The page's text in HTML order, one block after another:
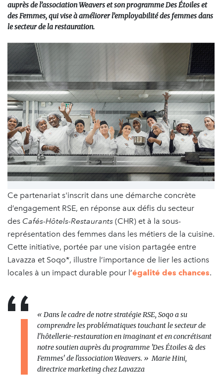
auprès de l’association Weavers et son programme Des Étoiles et
des Femmes, qui vise à améliorer l’employabilité des femmes dans
le secteur de la restauration.
Ce partenariat s'inscrit dans une démarche concrète
d’engagement RSE, en réponse aux défis du secteur
des Cafés-Hôtels-Restaurants (CHR) et à la sous-
représentation des femmes dans les métiers de la cuisine.
Cette initiative, portée par une vision partagée entre
Lavazza et Soqo*, illustre l’importance de lier les actions
locales à un impact durable pour l’égalité des chances.
« Dans le cadre de notre stratégie RSE, Soqoa su
comprendre les problématiques touchant le secteur de
l'hôtellerie-restauration en imaginant et en concrétisant
notre soutien auprès du programme 'Des Étoiles & des
Femmes' de l'association Weavers. » Marie Hini,
directrice marketing chez Lavazza